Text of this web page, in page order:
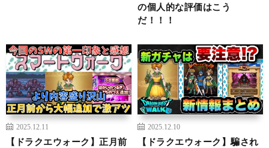
の個人的な評価はこう
だ！！！
2025.12.11
【ドラクエウォーク】正月前
2025.12.10
【ドラクエウォーク】騙され